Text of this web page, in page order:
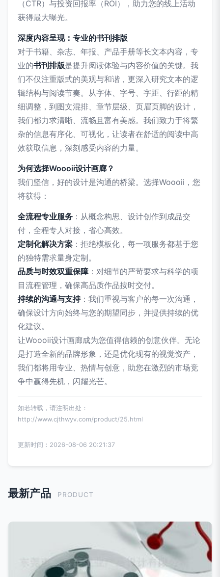
（CTR）与投资回报率（ROI），助力您的线上活动
获得最大曝光。
深度内容呈现：专业的书刊排版
对于书籍、杂志、年报、产品手册等长文本内容，专
业的书刊排版是提升阅读体验与内容价值的关键。我
们不仅注重版式的美观与和谐，更深入研究文本的逻
辑结构与阅读节奏。从字体、字号、字距、行距的精
细调整，到图文混排、章节层级、页眉页脚的设计，
我们都力求清晰、流畅且富有美感。我们致力于将繁
杂的信息有序化、可视化，让读者在舒适的阅读中高
效获取信息，深刻感受内容的力量。
为何选择Woooii设计画廊？
我们坚信，好的设计是沟通的桥梁。选择Woooii，您
将获得：
全流程专业服务 ：从概念构思、设计创作到成品交
付，全程专人对接，省心高效。
定制化解决方案 ：拒绝模板化，每一项服务都基于您
的独特需求量身定制。
品质与时效双重保障：对细节的严苛要求与科学的项
目流程管理，确保高品质作品按时交付。
持续的沟通与支持：我们重视与客户的每一次沟通，
确保设计方向始终与您的期望同步，并提供持续的优
化建议。
让Woooii设计画廊成为您值得信赖的创意伙伴。无论
是打造全新的品牌形象，还是优化现有的视觉资产，
我们都将用专业、热情与创意，助您在激烈的市场竞
争中赢得先机，闪耀光芒。
如若转载，请注明出处：
http://www.cjthwyv.com/product/25.html
更新时间：2026-08-06 20:21:37
最新产品 PRODUCT